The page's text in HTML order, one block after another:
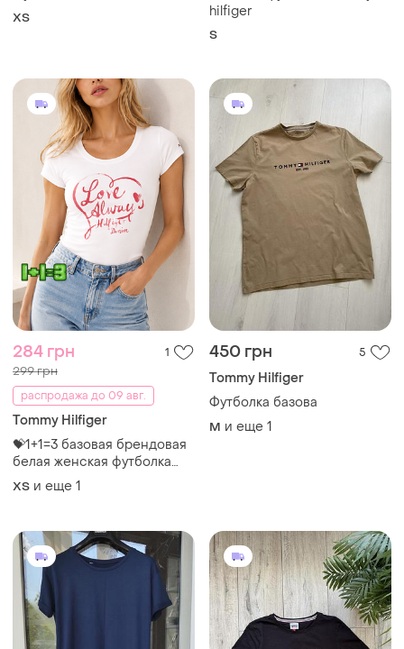
ХS
hilfiger
S
284 грн 1
299 грн
распродажа до 09 авг.
Tommy Hilfiger
💝1+1=3 базовая брендовая
белая женская футболка
хлопок tommy hilfiger,
размер 42 - 44
ХS и еще 1
450 грн 5
Tommy Hilfiger
Футболка базова
M и еще 1